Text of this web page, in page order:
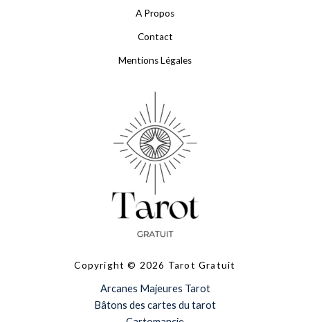
A Propos
Contact
Mentions Légales
Copyright © 2026 Tarot Gratuit
Arcanes Majeures Tarot
Bâtons des cartes du tarot